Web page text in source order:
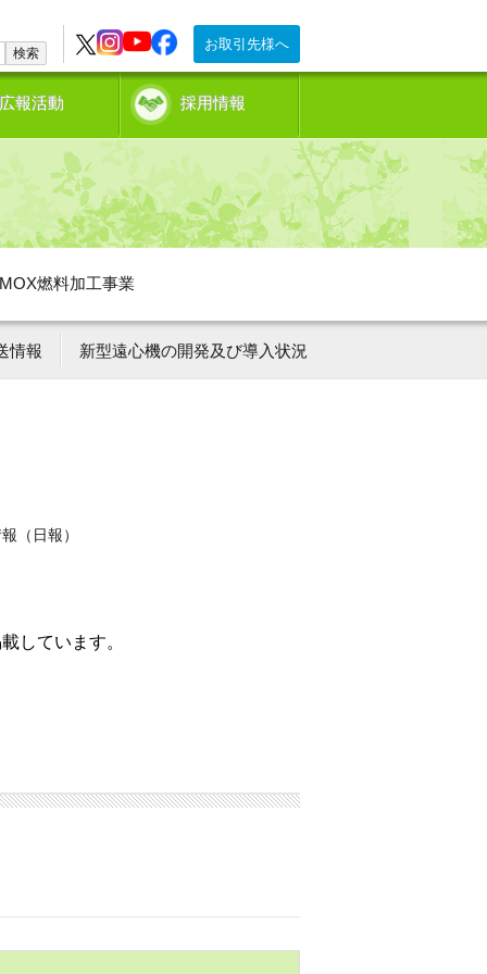
お取引先様へ
検索
報活動 採用情報
燃料加工事業
情報 新型遠心機の開発及び導入状況
（日報）
しています。